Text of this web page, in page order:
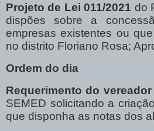
Projeto de Lei 011/2021 do
dispões sobre a
empresas existentes ou
no distrito Floriano Rosa;
Ordem do dia
Requerimento do
SEMED solicitando a
que disponha as notas dos